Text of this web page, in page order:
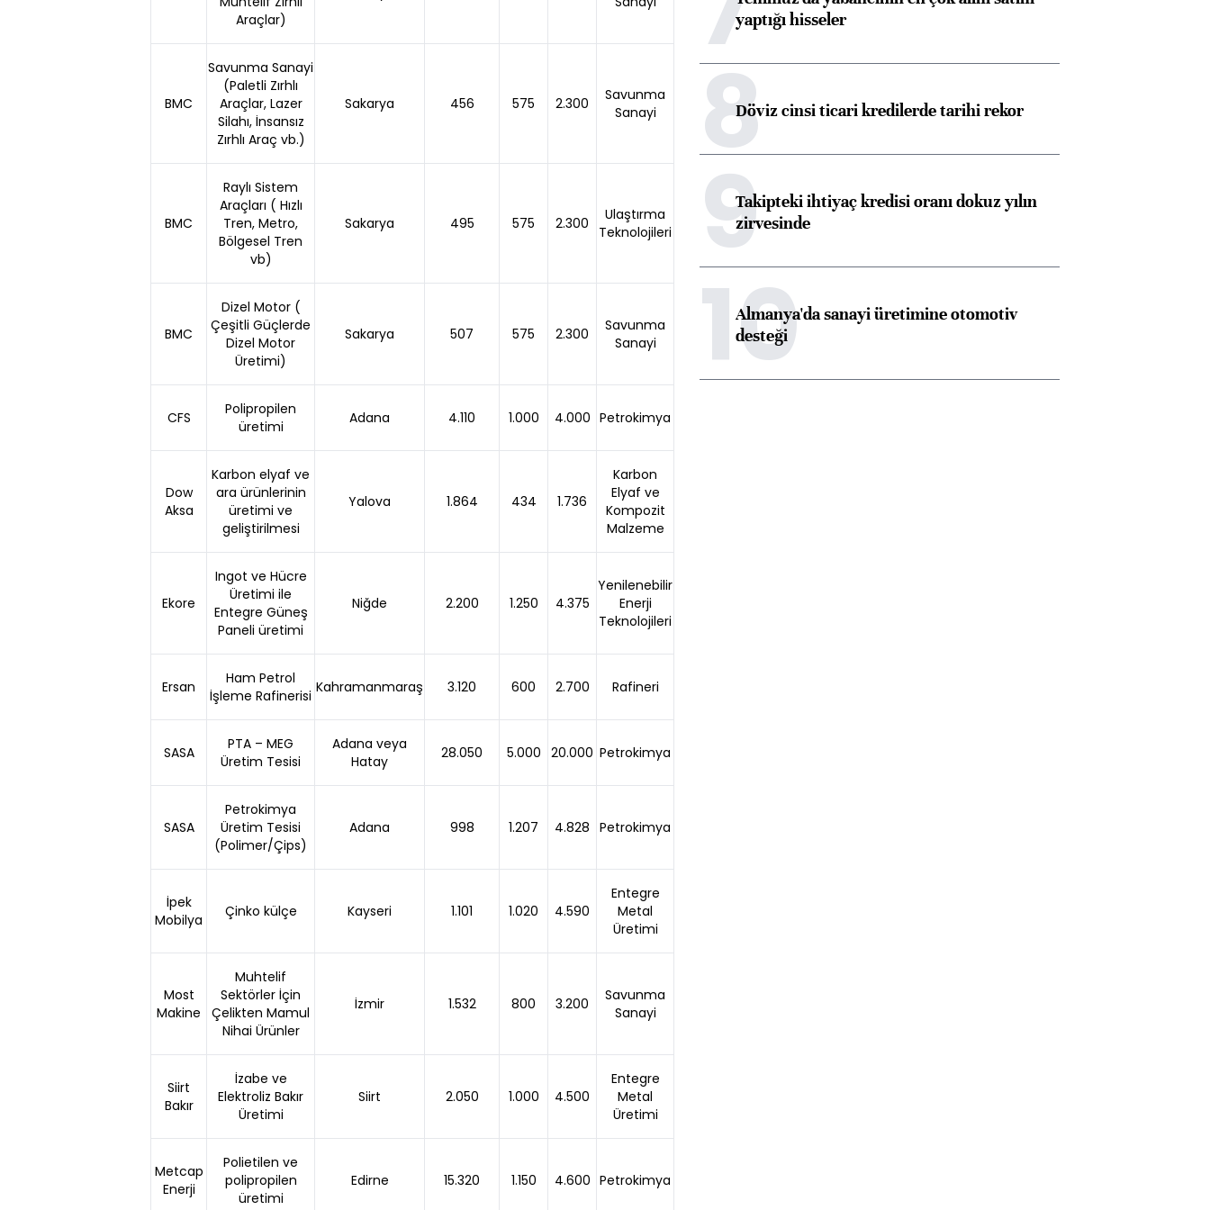
Araçlar)
BMC
Savunma Sanayi
(Paletli Zırhlı
Araçlar, Lazer
Silahı, İnsansız
Zırhlı Araç vb.)
Sakarya 456 575 2.300
Savunma
Sanayi
BMC
Raylı Sistem
Araçları ( Hızlı
Tren, Metro,
Bölgesel Tren
vb)
Sakarya 495 575 2.300
Ulaştırma
Teknolojileri
BMC
Dizel Motor (
Çeşitli Güçlerde
Dizel Motor
Üretimi)
Sakarya 507 575 2.300
Savunma
Sanayi
CFS
Polipropilen
üretimi
Adana 4.110 1.000 4.000 Petrokimya
Dow
Aksa
Karbon elyaf ve
ara ürünlerinin
üretimi ve
geliştirilmesi
Yalova 1.864 434 1.736
Karbon
Elyaf ve
Kompozit
Malzeme
Ekore
Ingot ve Hücre
Üretimi ile
Entegre Güneş
Paneli üretimi
Niğde 2.200 1.250 4.375
Yenilenebilir
Enerji
Teknolojileri
Ersan
Ham Petrol
İşleme Rafinerisi Kahramanmaraş 3.120 600 2.700 Rafineri
SASA
PTA – MEG
Üretim Tesisi
Adana veya
Hatay
28.050 5.000 20.000 Petrokimya
SASA
Petrokimya
Üretim Tesisi
(Polimer/Çips)
Adana 998 1.207 4.828 Petrokimya
İpek
Mobilya
Çinko külçe Kayseri 1.101 1.020 4.590
Entegre
Metal
Üretimi
Most
Makine
Muhtelif
Sektörler İçin
Çelikten Mamul
Nihai Ürünler
İzmir 1.532 800 3.200
Savunma
Sanayi
Siirt
Bakır
İzabe ve
Elektroliz Bakır
Üretimi
Siirt 2.050 1.000 4.500
Entegre
Metal
Üretimi
Metcap
Enerji
Polietilen ve
polipropilen
üretimi
Edirne 15.320 1.150 4.600 Petrokimya
yaptığı hisseler
8Döviz cinsi ticari kredilerde tarihi rekor
9Takipteki ihtiyaç kredisi oranı dokuz yılın
zirvesinde
10
Almanya'da sanayi üretimine otomotiv
desteği